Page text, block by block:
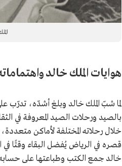
هوايات الملك خالد
لما شبّ الملك خالد وبلغ أشدّه، تدرّب
بالصيد ورحلات الصيد المعروفة في
خلال رحلاته المختلفة لأماكن
قصره في الرياض يُفضل البقاء وقتًا
خالد جمع الكتب وطباعتها على